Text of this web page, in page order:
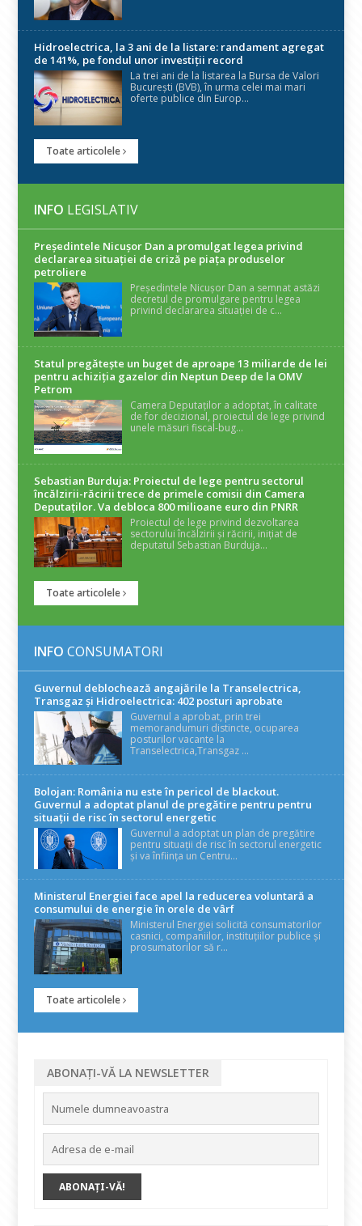
Hidroelectrica, la 3 ani de la listare: randament agregat
de 141%, pe fondul unor investiții record
La trei ani de la listarea la Bursa de Valori
București (BVB), în urma celei mai mari
oferte publice din Europ...
Toate articolele
INFO LEGISLATIV
Președintele Nicuşor Dan a promulgat legea privind
declararea situaţiei de criză pe piaţa produselor
petroliere
Președintele Nicușor Dan a semnat astăzi
decretul de promulgare pentru legea
privind declararea situației de c...
Statul pregătește un buget de aproape 13 miliarde de lei
pentru achiziția gazelor din Neptun Deep de la OMV
Petrom
Camera Deputaților a adoptat, în calitate
de for decizional, proiectul de lege privind
unele măsuri fiscal-bug...
Sebastian Burduja: Proiectul de lege pentru sectorul
încălzirii-răcirii trece de primele comisii din Camera
Deputaților. Va debloca 800 milioane euro din PNRR
Proiectul de lege privind dezvoltarea
sectorului încălzirii și răcirii, inițiat de
deputatul Sebastian Burduja...
Toate articolele
INFO CONSUMATORI
Guvernul deblochează angajările la Transelectrica,
Transgaz și Hidroelectrica: 402 posturi aprobate
Guvernul a aprobat, prin trei
memorandumuri distincte, ocuparea
posturilor vacante la
Transelectrica,Transgaz ...
Bolojan: România nu este în pericol de blackout.
Guvernul a adoptat planul de pregătire pentru pentru
situații de risc în sectorul energetic
Guvernul a adoptat un plan de pregătire
pentru situații de risc în sectorul energetic
și va înființa un Centru...
Ministerul Energiei face apel la reducerea voluntară a
consumului de energie în orele de vârf
Ministerul Energiei solicită consumatorilor
casnici, companiilor, instituțiilor publice și
prosumatorilor să r...
Toate articolele
ABONAȚI-VĂ LA NEWSLETTER